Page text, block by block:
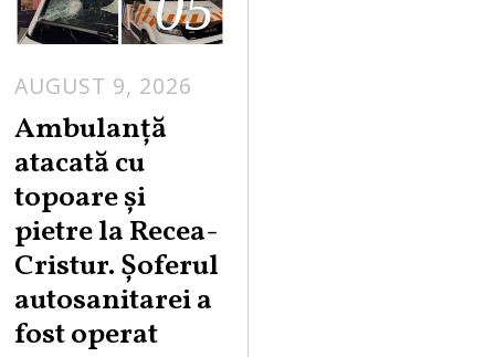
AUGUST 9, 2026
Ambulanță
atacată cu
topoare și
pietre la Recea-
Cristur. Șoferul
autosanitarei a
fost operat